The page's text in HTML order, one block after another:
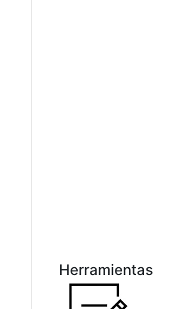
Herramientas